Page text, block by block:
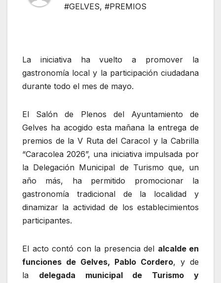
#GELVES, #PREMIOS
La iniciativa ha vuelto a promover la
gastronomía local y la participación ciudadana
durante todo el mes de mayo.
El Salón de Plenos del Ayuntamiento de
Gelves ha acogido esta mañana la entrega de
premios de la V Ruta del Caracol y la Cabrilla
“Caracolea 2026”, una iniciativa impulsada por
la Delegación Municipal de Turismo que, un
año más, ha permitido promocionar la
gastronomía tradicional de la localidad y
dinamizar la actividad de los establecimientos
participantes.
El acto contó con la presencia del alcalde en
funciones de Gelves, Pablo Cordero, y de
la delegada municipal de Turismo y